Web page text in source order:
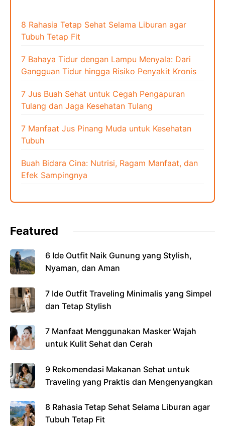
8 Rahasia Tetap Sehat Selama Liburan agar
Tubuh Tetap Fit
7 Bahaya Tidur dengan Lampu Menyala: Dari
Gangguan Tidur hingga Risiko Penyakit Kronis
7 Jus Buah Sehat untuk Cegah Pengapuran
Tulang dan Jaga Kesehatan Tulang
7 Manfaat Jus Pinang Muda untuk Kesehatan
Tubuh
Buah Bidara Cina: Nutrisi, Ragam Manfaat, dan
Efek Sampingnya
Featured
6 Ide Outfit Naik Gunung yang Stylish,
Nyaman, dan Aman
7 Ide Outfit Traveling Minimalis yang Simpel
dan Tetap Stylish
7 Manfaat Menggunakan Masker Wajah
untuk Kulit Sehat dan Cerah
9 Rekomendasi Makanan Sehat untuk
Traveling yang Praktis dan Mengenyangkan
8 Rahasia Tetap Sehat Selama Liburan agar
Tubuh Tetap Fit